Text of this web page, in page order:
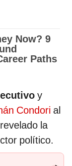
y
Condori al
la
político.